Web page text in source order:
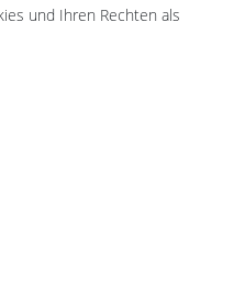
und Ihren Rechten als